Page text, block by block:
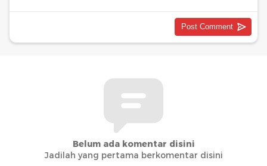
Belum ada komentar disini
Jadilah yang pertama berkomentar disini